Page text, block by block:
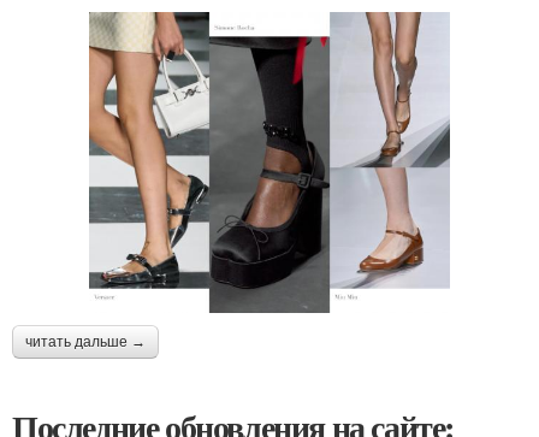
читать дальше →
Последние обновления на сайте: